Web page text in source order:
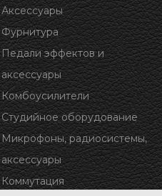
Аксессуары
Фурнитура
Педали эффектов и
аксессуары
Комбоусилители
Студийное оборудование
Микрофоны, радиосистемы,
аксессуары
Коммутация